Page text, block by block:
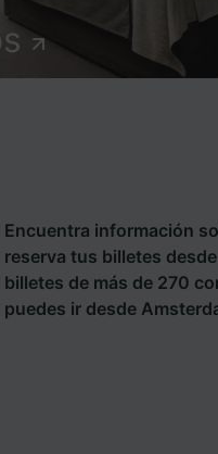
Encuentra información
reserva tus billetes
billetes de más de 270
puedes ir desde